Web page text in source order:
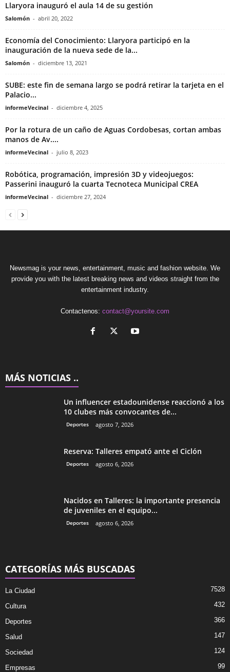
Llaryora inauguró el aula 14 de su gestión
Salomón - abril 20, 2022
Economía del Conocimiento: Llaryora participó en la
inauguración de la nueva sede de la...
Salomón - diciembre 13, 2021
SUBE: este fin de semana largo se podrá retirar la tarjeta en el
Palacio...
informeVecinal - diciembre 4, 2025
Por la rotura de un caño de Aguas Cordobesas, cortan ambas
manos de Av....
informeVecinal - julio 8, 2023
Robótica, programación, impresión 3D y videojuegos:
Passerini inauguró la cuarta Tecnoteca Municipal CREA
informeVecinal - diciembre 27, 2024
Newsmag is your news, entertainment, music and fashion website. We
provide you with the latest breaking news and videos straight from the
entertainment industry.
Contactenos: contact@yoursite.com
MÁS NOTICIAS ..
Un influencer estadounidense reaccionó a los
10 clubes más convocantes de...
Deportes agosto 7, 2026
Reserva: Talleres empató ante el Ciclón
Deportes agosto 6, 2026
Nacidos en Talleres: la importante presencia
de juveniles en el equipo...
Deportes agosto 6, 2026
CATEGORÍAS MÁS BUSCADAS
La Ciudad 7528
Cultura 432
Deportes 366
Salud 147
Sociedad 124
Empresas 99